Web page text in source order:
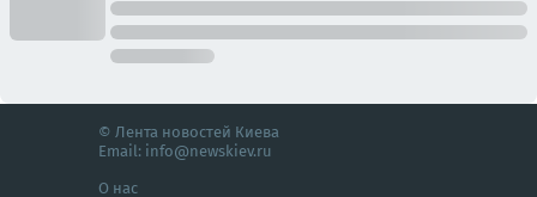
© Лента новостей Киева
Email: info@newskiev.ru
О нас